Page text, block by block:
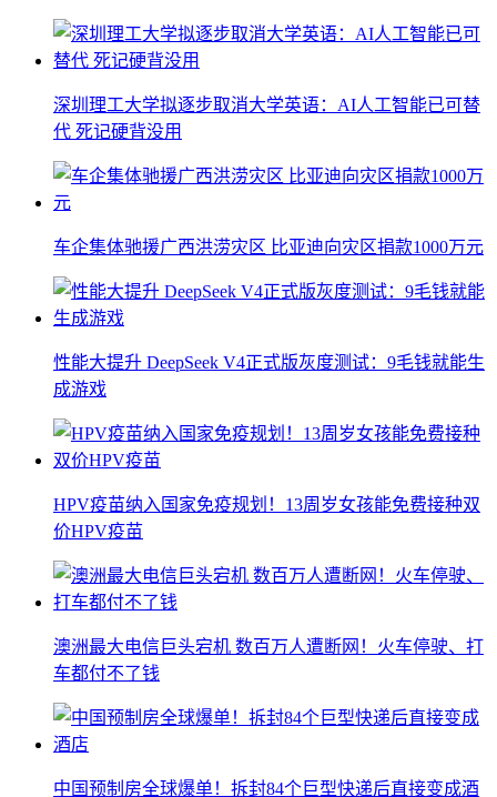
深圳理工大学拟逐步取消大学英语：AI人工智能已可替
代 死记硬背没用
车企集体驰援广西洪涝灾区 比亚迪向灾区捐款1000万元
性能大提升 DeepSeek V4正式版灰度测试：9毛钱就能生
成游戏
HPV疫苗纳入国家免疫规划！13周岁女孩能免费接种双
价HPV疫苗
澳洲最大电信巨头宕机 数百万人遭断网！火车停驶、打
车都付不了钱
中国预制房全球爆单！拆封84个巨型快递后直接变成酒